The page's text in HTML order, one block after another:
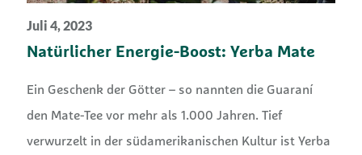
Juli 4, 2023
Natürlicher Energie-Boost: Yerba Mate
Ein Geschenk der Götter – so nannten die Guaraní
den Mate-Tee vor mehr als 1.000 Jahren. Tief
verwurzelt in der südamerikanischen Kultur ist Yerba